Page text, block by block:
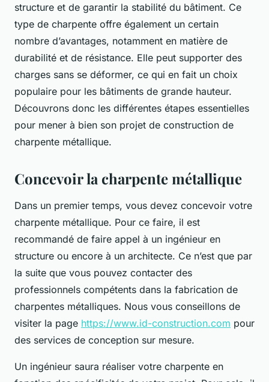
structure et de garantir la stabilité du bâtiment. Ce
type de charpente offre également un certain
nombre d’avantages, notamment en matière de
durabilité et de résistance. Elle peut supporter des
charges sans se déformer, ce qui en fait un choix
populaire pour les bâtiments de grande hauteur.
Découvrons donc les différentes étapes essentielles
pour mener à bien son projet de construction de
charpente métallique.
Concevoir la charpente métallique
Dans un premier temps, vous devez concevoir votre
charpente métallique. Pour ce faire, il est
recommandé de faire appel à un ingénieur en
structure ou encore à un architecte. Ce n’est que par
la suite que vous pouvez contacter des
professionnels compétents dans la fabrication de
charpentes métalliques. Nous vous conseillons de
visiter la page https://www.id-construction.com pour
des services de conception sur mesure.
Un ingénieur saura réaliser votre charpente en